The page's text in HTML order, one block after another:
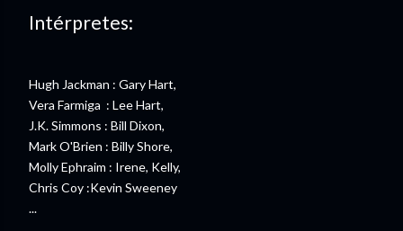
Intérpretes:
Hugh Jackman : Gary Hart,
Vera Farmiga : Lee Hart,
J.K. Simmons : Bill Dixon,
Mark O'Brien : Billy Shore,
Molly Ephraim : Irene, Kelly,
Chris Coy :Kevin Sweeney
...